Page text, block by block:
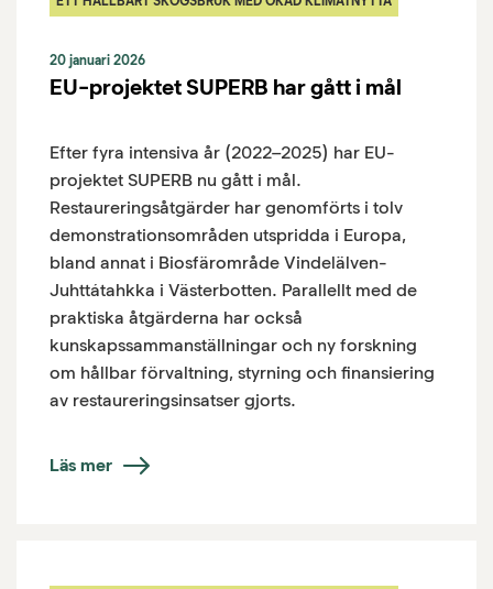
20 januari 2026
EU-projektet SUPERB har gått i mål
Efter fyra intensiva år (2022–2025) har EU-
projektet SUPERB nu gått i mål.
Restaureringsåtgärder har genomförts i tolv
demonstrationsområden utspridda i Europa,
bland annat i Biosfärområde Vindelälven-
Juhttátahkka i Västerbotten. Parallellt med de
praktiska åtgärderna har också
kunskapssammanställningar och ny forskning
om hållbar förvaltning, styrning och finansiering
av restaureringsinsatser gjorts.
Läs mer